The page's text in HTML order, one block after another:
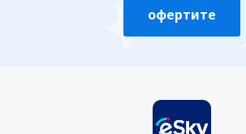
офертите